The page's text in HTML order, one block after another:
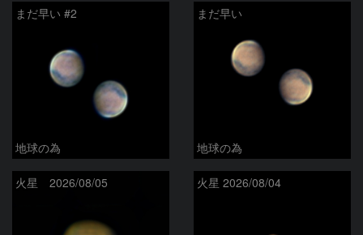
まだ早い #2
地球の為
まだ早い
地球の為
火星 2026/08/05 火星 2026/08/04